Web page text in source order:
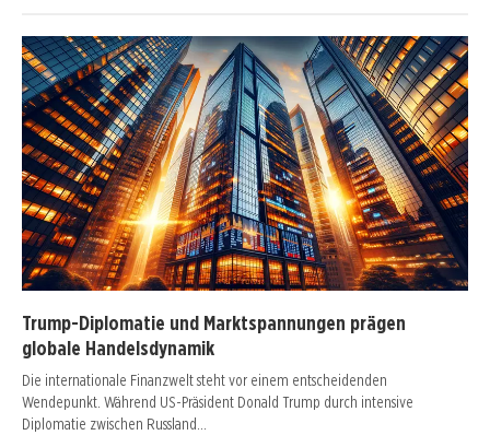
Trump-Diplomatie und Marktspannungen prägen
globale Handelsdynamik
Die internationale Finanzwelt steht vor einem entscheidenden
Wendepunkt. Während US-Präsident Donald Trump durch intensive
Diplomatie zwischen Russland…